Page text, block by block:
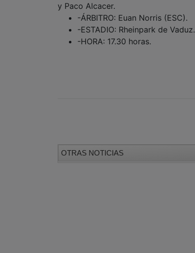
y Paco Alcacer.
-ÁRBITRO: Euan Norris (ESC).
-ESTADIO: Rheinpark de Vaduz.
-HORA: 17.30 horas.
OTRAS NOTICIAS